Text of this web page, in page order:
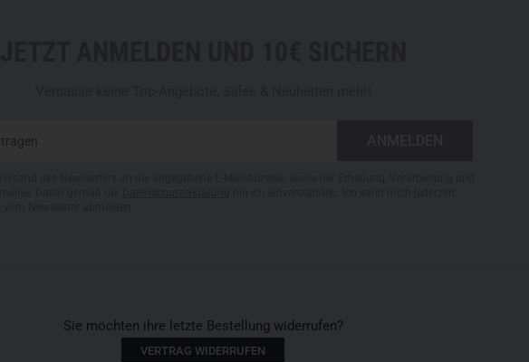
Sie möchten ihre letzte Bestellung widerrufen?
VERTRAG WIDERRUFEN